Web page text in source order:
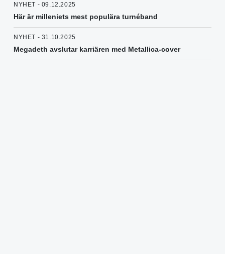
NYHET - 09.12.2025
Här är milleniets mest populära turnéband
NYHET - 31.10.2025
Megadeth avslutar karriären med Metallica-cover